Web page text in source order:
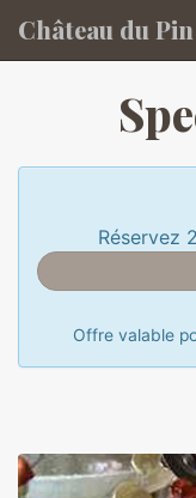
Château du Pin
Réservez
Offre valable